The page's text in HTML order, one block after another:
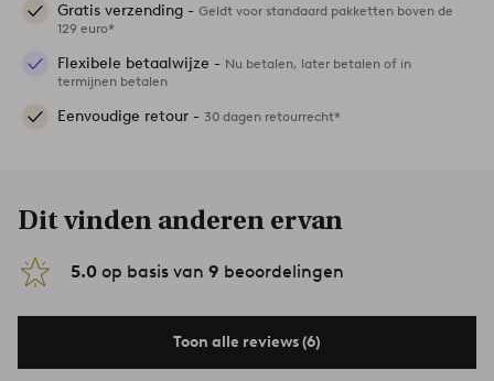
Gratis verzending - Geldt voor standaard pakketten boven de
129 euro*
Flexibele betaalwijze - Nu betalen, later betalen of in
termijnen betalen
Eenvoudige retour - 30 dagen retourrecht*
Dit vinden anderen ervan
5.0 op basis van 9 beoordelingen
Toon alle reviews (6)